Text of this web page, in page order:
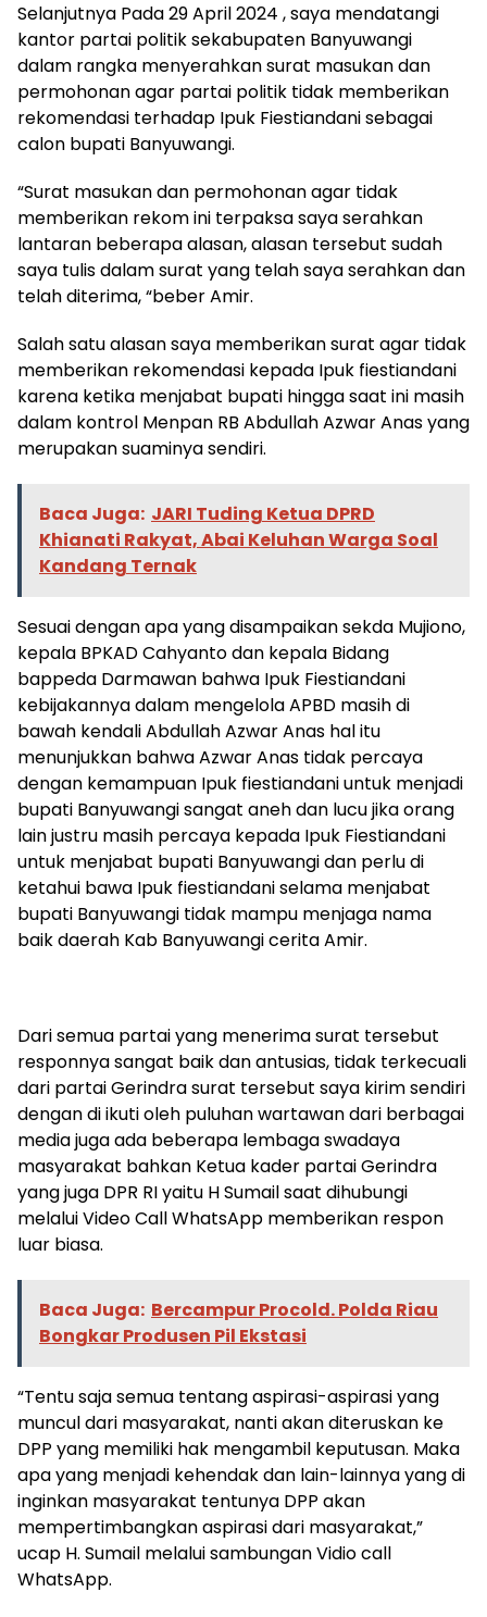
Selanjutnya Pada 29 April 2024 , saya mendatangi
kantor partai politik sekabupaten Banyuwangi
dalam rangka menyerahkan surat masukan dan
permohonan agar partai politik tidak memberikan
rekomendasi terhadap Ipuk Fiestiandani sebagai
calon bupati Banyuwangi.
“Surat masukan dan permohonan agar tidak
memberikan rekom ini terpaksa saya serahkan
lantaran beberapa alasan, alasan tersebut sudah
saya tulis dalam surat yang telah saya serahkan dan
telah diterima, “beber Amir.
Salah satu alasan saya memberikan surat agar tidak
memberikan rekomendasi kepada Ipuk fiestiandani
karena ketika menjabat bupati hingga saat ini masih
dalam kontrol Menpan RB Abdullah Azwar Anas yang
merupakan suaminya sendiri.
Baca Juga: JARI Tuding Ketua DPRD
Khianati Rakyat, Abai Keluhan Warga Soal
Kandang Ternak
Sesuai dengan apa yang disampaikan sekda Mujiono,
kepala BPKAD Cahyanto dan kepala Bidang
bappeda Darmawan bahwa Ipuk Fiestiandani
kebijakannya dalam mengelola APBD masih di
bawah kendali Abdullah Azwar Anas hal itu
menunjukkan bahwa Azwar Anas tidak percaya
dengan kemampuan Ipuk fiestiandani untuk menjadi
bupati Banyuwangi sangat aneh dan lucu jika orang
lain justru masih percaya kepada Ipuk Fiestiandani
untuk menjabat bupati Banyuwangi dan perlu di
ketahui bawa Ipuk fiestiandani selama menjabat
bupati Banyuwangi tidak mampu menjaga nama
baik daerah Kab Banyuwangi cerita Amir.
Dari semua partai yang menerima surat tersebut
responnya sangat baik dan antusias, tidak terkecuali
dari partai Gerindra surat tersebut saya kirim sendiri
dengan di ikuti oleh puluhan wartawan dari berbagai
media juga ada beberapa lembaga swadaya
masyarakat bahkan Ketua kader partai Gerindra
yang juga DPR RI yaitu H Sumail saat dihubungi
melalui Video Call WhatsApp memberikan respon
luar biasa.
Baca Juga: Bercampur Procold. Polda Riau
Bongkar Produsen Pil Ekstasi
“Tentu saja semua tentang aspirasi-aspirasi yang
muncul dari masyarakat, nanti akan diteruskan ke
DPP yang memiliki hak mengambil keputusan. Maka
apa yang menjadi kehendak dan lain-lainnya yang di
inginkan masyarakat tentunya DPP akan
mempertimbangkan aspirasi dari masyarakat,”
ucap H. Sumail melalui sambungan Vidio call
WhatsApp.